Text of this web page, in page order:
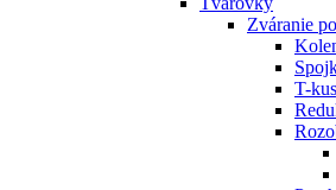
Zváranie
T-